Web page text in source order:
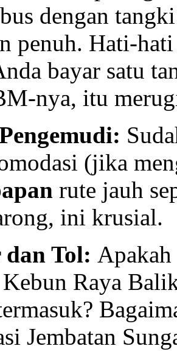
dengan
penuh. Hati-
bayar satu
nya, itu
(jika
rute jauh
ini krusial.
Tol:
Raya
Jembatan